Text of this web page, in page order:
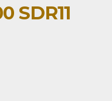
SDR11